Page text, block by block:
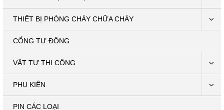
THIẾT BỊ PHÒNG CHÁY CHỮA CHÁY
CỔNG TỰ ĐỘNG
VẬT TƯ THI CÔNG
PHỤ KIỆN
PIN CÁC LOẠI